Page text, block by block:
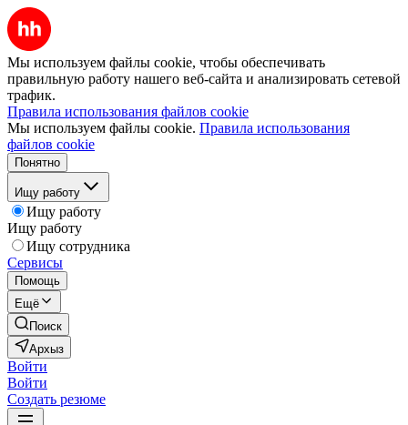
Мы используем файлы cookie, чтобы обеспечивать
правильную работу нашего веб-сайта и анализировать сетевой
трафик.
Правила использования файлов cookie
Мы используем файлы cookie. Правила использования
файлов cookie
Понятно
Ищу работу
Ищу работу
Ищу работу
Ищу сотрудника
Сервисы
Помощь
Ещё
Поиск
Архыз
Войти
Войти
Создать резюме